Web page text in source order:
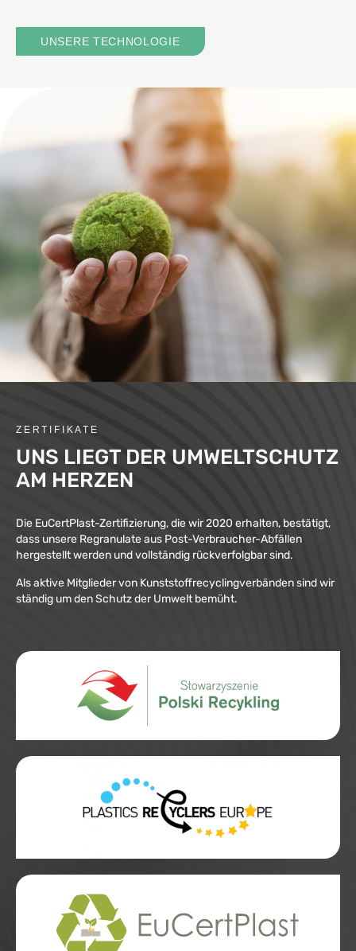
UNSERE TECHNOLOGIE
ZERTIFIKATE
UNS LIEGT DER UMWELTSCHUTZ
AM HERZEN
Die EuCertPlast-Zertifizierung, die wir 2020 erhalten, bestätigt,
dass unsere Regranulate aus Post-Verbraucher-Abfällen
hergestellt werden und vollständig rückverfolgbar sind.
Als aktive Mitglieder von Kunststoffrecyclingverbänden sind wir
ständig um den Schutz der Umwelt bemüht.